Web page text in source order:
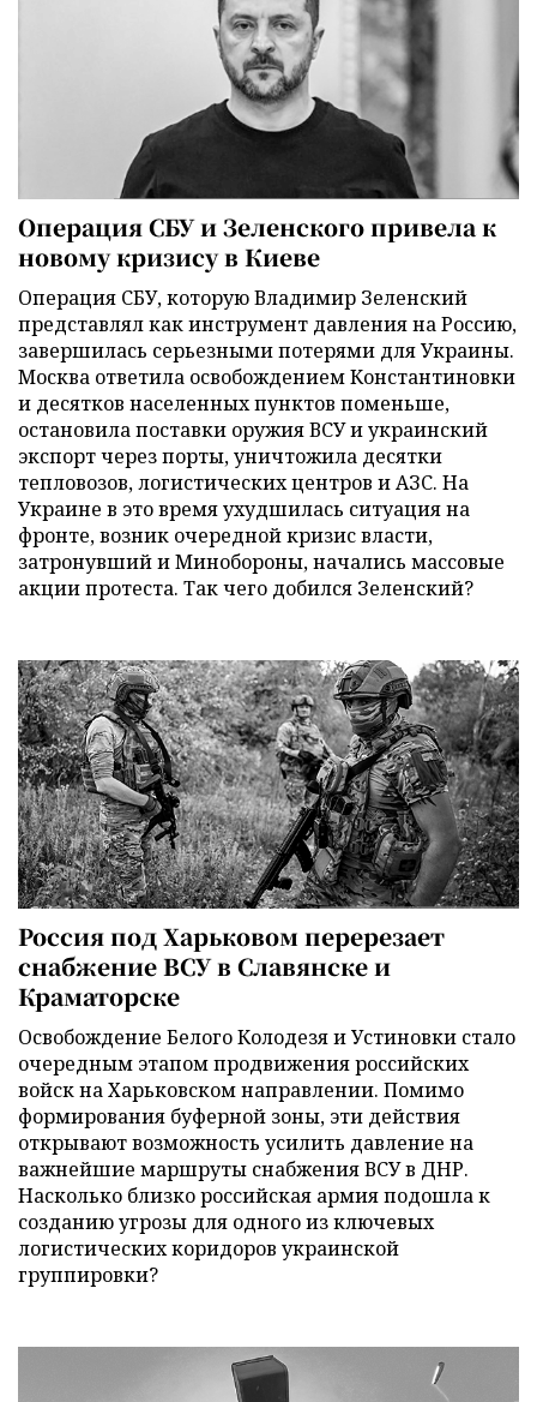
Операция СБУ и Зеленского привела к
новому кризису в Киеве
Операция СБУ, которую Владимир Зеленский
представлял как инструмент давления на Россию,
завершилась серьезными потерями для Украины.
Москва ответила освобождением Константиновки
и десятков населенных пунктов поменьше,
остановила поставки оружия ВСУ и украинский
экспорт через порты, уничтожила десятки
тепловозов, логистических центров и АЗС. На
Украине в это время ухудшилась ситуация на
фронте, возник очередной кризис власти,
затронувший и Минобороны, начались массовые
акции протеста. Так чего добился Зеленский?
Россия под Харьковом перерезает
снабжение ВСУ в Славянске и
Краматорске
Освобождение Белого Колодезя и Устиновки стало
очередным этапом продвижения российских
войск на Харьковском направлении. Помимо
формирования буферной зоны, эти действия
открывают возможность усилить давление на
важнейшие маршруты снабжения ВСУ в ДНР.
Насколько близко российская армия подошла к
созданию угрозы для одного из ключевых
логистических коридоров украинской
группировки?